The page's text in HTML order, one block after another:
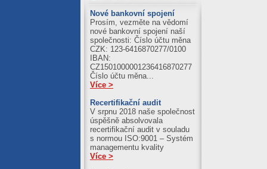
Al = 422.51
Cu = 1243.10
Nové bankovní spojení
Prosím, vezměte na vědomí
nové bankovní spojení naší
společnosti: Číslo účtu měna
CZK: 123-6416870277/0100
IBAN:
CZ1501000001236416870277
Číslo účtu měna...
Více >
Recertifikační audit
V srpnu 2018 naše společnost
úspěšně absolvovala
recertifikační audit v souladu
s normou ISO:9001 – Systém
managementu kvality
Více >